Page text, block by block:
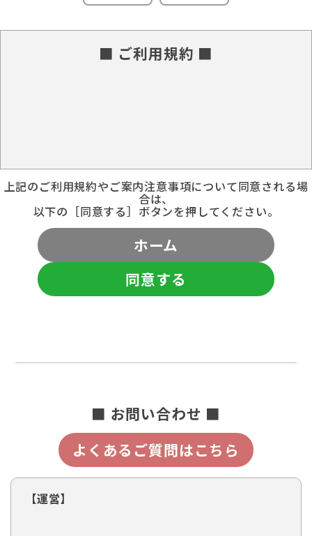
■ ご利用規約 ■
上記のご利用規約やご案内注意事項について同意される場
合は、
以下の［同意する］ボタンを押してください。
ホーム
同意する
■ お問い合わせ ■
よくあるご質問はこちら
【運営】